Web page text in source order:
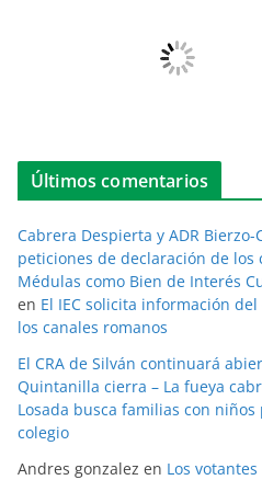
Últimos comentarios
Cabrera Despierta y ADR
peticiones de declaración de los
Médulas como Bien de Interés
en El IEC solicita información
los canales romanos
El CRA de Silván continuará
Quintanilla cierra – La fueya
Losada busca familias con
colegio
Andres gonzalez en Los